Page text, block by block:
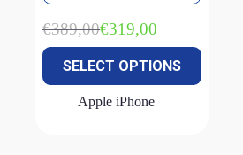
€389,00Oorspronkelijke
was:
€389,00.
€319,00
Huidige
is:
€319,00.
SELECT OPTIONS
Apple iPhone